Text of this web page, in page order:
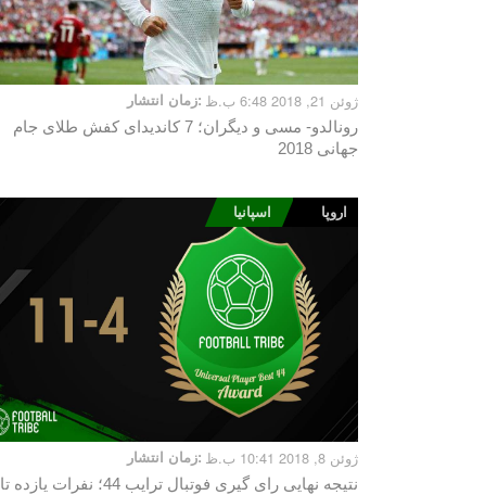
زمان انتشار: ژوئن 21, 2018 6:48 ب.ظ
رونالدو- مسی و دیگران؛ 7 کاندیدای کفش طلای جام
جهانی 2018
اروپا اسپانیا
زمان انتشار: ژوئن 8, 2018 10:41 ب.ظ
نتیجه نهایی رای گیری فوتبال ترایب 44؛ نفرات یازده تا